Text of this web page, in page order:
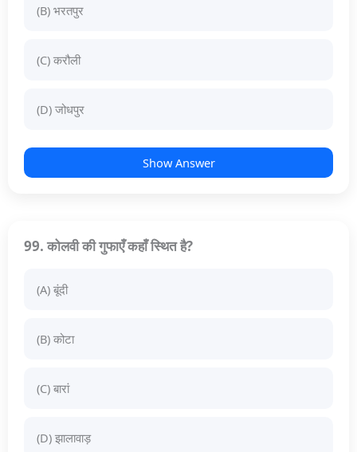
(B) भरतपुर
(C) करौली
(D) जोधपुर
Show Answer
99. कोलवी की गुफाएँ कहाँ स्थित है?
(A) बूंदी
(B) कोटा
(C) बारां
(D) झालावाड़